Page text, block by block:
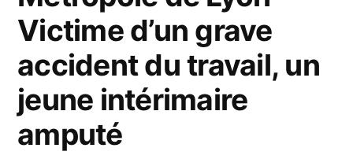
Victime d’un grave
accident du travail, un
jeune intérimaire
amputé